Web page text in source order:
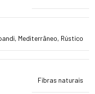
, Mediterrâneo, Rústico
Fibras naturais